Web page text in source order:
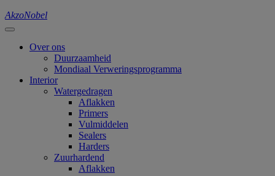
AkzoNobel
Over ons
Duurzaamheid
Mondiaal Verweringsprogramma
Interior
Watergedragen
Aflakken
Primers
Vulmiddelen
Sealers
Harders
Zuurhardend
Aflakken